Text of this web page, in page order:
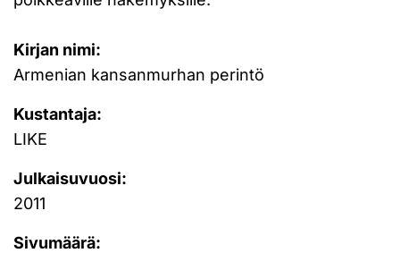
Kirjan nimi:
Armenian kansanmurhan perintö
Kustantaja:
LIKE
Julkaisuvuosi:
2011
Sivumäärä: